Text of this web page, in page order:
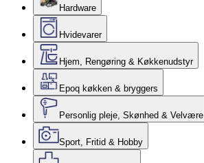
Hardware
Hvidevarer
Hjem, Rengøring & Køkkenudstyr
Epoq køkken & bryggers
Personlig pleje, Skønhed & Velvære
Sport, Fritid & Hobby